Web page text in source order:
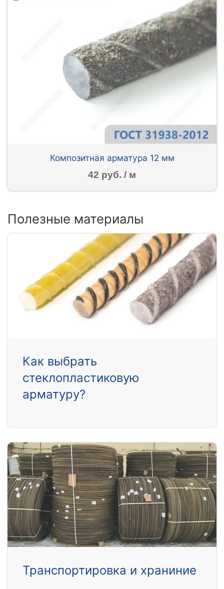
Композитная арматура 12 мм
42 руб. / м
Полезные материалы
Как выбрать
стеклопластиковую
арматуру?
Транспортировка и храниние